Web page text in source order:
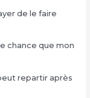
de le faire
chance que mon
repartir après